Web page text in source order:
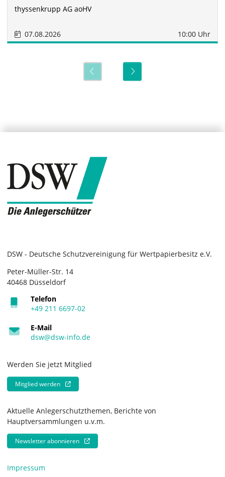
thyssenkrupp AG aoHV
07.08.2026 10:00 Uhr
DSW - Deutsche Schutzvereinigung für Wertpapierbesitz e.V.
Peter-Müller-Str. 14
40468 Düsseldorf
Telefon
+49 211 6697-02
E-Mail
dsw@dsw-info.de
Werden Sie jetzt Mitglied
Mitglied werden
Aktuelle Anlegerschutzthemen, Berichte von
Hauptversammlungen u.v.m.
Newsletter abonnieren
Impressum